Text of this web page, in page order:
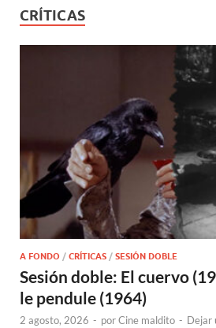
CRÍTICAS
A FONDO / CRÍTICAS / SESIÓN DOBLE
Sesión doble: El cuervo
le pendule (1964)
2 agosto, 2026 - porCine maldito - Dejar